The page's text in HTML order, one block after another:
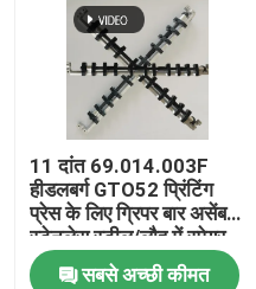
11 दांत 69.014.003F
हीडलबर्ग GTO52 प्रिंटिंग
प्रेस के लिए ग्रिपर बार असेंबली
स्टेनलेस स्टील/लौह में स्पेयर
पार्ट्स
सबसे अच्छी कीमत